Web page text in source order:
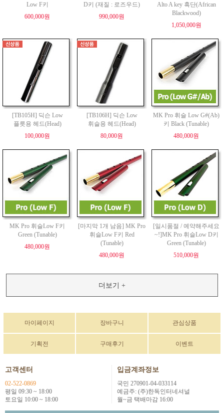
Low F키
600,000원
D키 (재질 : 로즈우드)
990,000원
Alto A key 흑단(African
Blackwood)
1,050,000원
[TB105H] 딕슨 Low
플릇용 헤드(Head)
100,000원
[TB106H] 딕슨 Low
휘슬용 헤드(Head)
80,000원
MK Pro 휘슬 Low G#(Ab)
키 Black (Tunable)
480,000원
MK Pro 휘슬Low F키
Green (Tunable)
480,000원
[마지막 1개 남음] MK Pro
휘슬Low F키 Red
(Tunable)
480,000원
[일시품절 / 예약해주세요
~!]MK Pro 휘슬Low D키
Green (Tunable)
510,000원
더보기 +
마이페이지 장바구니 관심상품
기획전 구매후기 이벤트
고객센터
02-522-0869
평일 09:30 ~ 18:00
토요일 10:00 ~ 18:00
입금계좌정보
국민 270901-04-033114
예금주: (주)한독인터네셔널
월~금 택배마감 16:00